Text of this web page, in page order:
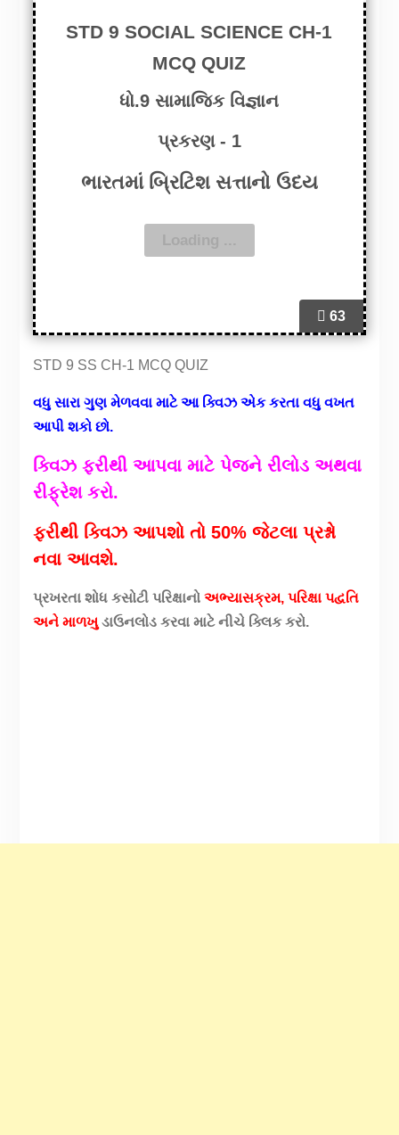
63
STD 9 SOCIAL SCIENCE CH-1
MCQ QUIZ
ધો.9 સામાજિક વિજ્ઞાન
પ્રકરણ - 1
ભારતમાં બ્રિટિશ સત્તાનો ઉદય
STD 9 SS CH-1 MCQ QUIZ
વધુ સારા ગુણ મેળવવા માટે આ ક્વિઝ એક કરતા વધુ વખત
આપી શકો છો.
ક્વિઝ ફરીથી આપવા માટે પેજને રીલોડ અથવા
રીફ્રેશ કરો.
ફરીથી ક્વિઝ આપશો તો 50% જેટલા પ્રશ્નો
નવા આવશે.
પ્રખરતા શોધ કસોટી પરિક્ષાનો અભ્યાસક્રમ, પરિક્ષા પદ્વતિ
અને માળખુડાઉનલોડ કરવા માટે નીચે ક્લિક કરો.